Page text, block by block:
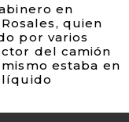
en
quien
por varios
del camión
estaba en
líquido